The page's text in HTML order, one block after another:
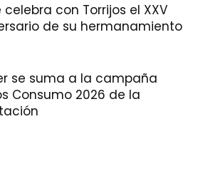
celebra con Torrijos el XXV
de su hermanamiento
se suma a la campaña
Consumo 2026 de la